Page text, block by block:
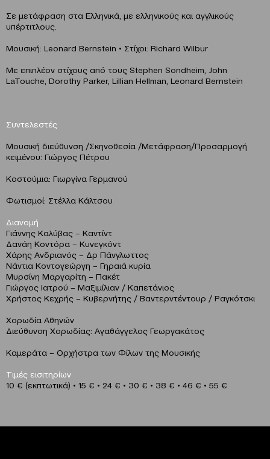
Σε μετάφραση στα Ελληνικά, με ελληνικούς και αγγλικούς
υπέρτιτλους.
Μουσική: Leonard Bernstein • Στίχοι: Richard Wilbur
Mε επιπλέον στίχους από τους Stephen Sondheim, John
LaTouche, Dorothy Parker, Lillian Hellman, Leonard Bernstein
Συντελεστές
Μουσική διεύθυνση /Σκηνοθεσία /Μετάφραση/Προσαρμογή
κειμένου: Γιώργος Πέτρου
Κοστούμια: Γιωργίνα Γερμανού
Φωτισμοί: Στέλλα Κάλτσου
Διανομή
Γιάννης Καλύβας – Καντίντ
Δανάη Κοντόρα – Κυνεγκόντ
Χάρης Ανδριανός – Δρ Πάνγλωττος
Νάντια Κοντογεώργη – Γηραιά κυρία
Μυρσίνη Μαργαρίτη – Πακέτ
Γιώργος Ιατρού – Μαξιμίλιαν / Καπετάνιος
Χρήστος Κεχρής – Κυβερνήτης / Βαντερντέντουρ / Ραγκότσκι
Χορωδία Αθηνών
Διεύθυνση Χορωδίας: Αγαθάγγελος Γεωργακάτος
Καμεράτα – Ορχήστρα των Φίλων της Μουσικής
Τιμές εισιτηρίων
10 € (εκπτωτικά) • 15 € • 24 € • 30 € • 38 € • 46 € • 55 €